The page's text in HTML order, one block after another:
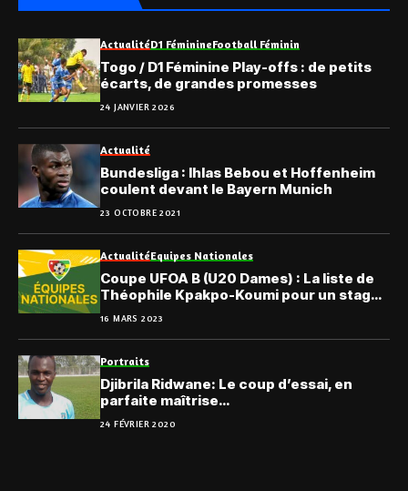
ActualitéD1 FéminineFootball Féminin
Togo / D1 Féminine Play-offs : de petits
écarts, de grandes promesses
24 JANVIER 2026
Actualité
Bundesliga : Ihlas Bebou et Hoffenheim
coulent devant le Bayern Munich
23 OCTOBRE 2021
ActualitéEquipes Nationales
Coupe UFOA B (U20 Dames) : La liste de
Théophile Kpakpo-Koumi pour un stage
en externat
16 MARS 2023
Portraits
Djibrila Ridwane: Le coup d’essai, en
parfaite maîtrise…
24 FÉVRIER 2020